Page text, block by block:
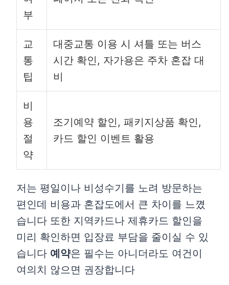
부
교
통
팁
대중교통 이용 시 셔틀 또는 버스
시간 확인, 자가용은 주차 혼잡 대
비
비
용
절
약
조기예약 할인, 패키지상품 확인,
카드 할인 이벤트 활용
저는 평일이나 비성수기를 노려 방문하는
편인데 비용과 혼잡도에서 큰 차이를 느꼈
습니다 또한 지역카드나 제휴카드 할인을
미리 확인하면 입장료 부담을 줄이실 수 있
습니다 예약은 필수는 아니더라도 여건이
여의치 않으면 권장합니다